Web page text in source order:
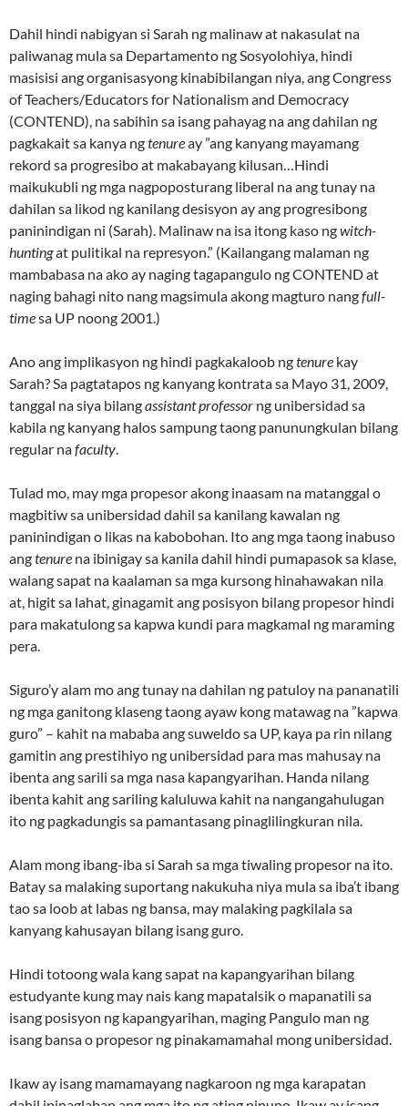
Dahil hindi nabigyan si Sarah ng malinaw at nakasulat na
paliwanag mula sa Departamento ng Sosyolohiya, hindi
masisisi ang organisasyong kinabibilangan niya, ang Congress
of Teachers/Educators for Nationalism and Democracy
(CONTEND), na sabihin sa isang pahayag na ang dahilan ng
pagkakait sa kanya ngtenureay ”ang kanyang mayamang
rekord sa progresibo at makabayang kilusan…Hindi
maikukubli ng mga nagpoposturang liberal na ang tunay na
dahilan sa likod ng kanilang desisyon ay ang progresibong
paninindigan ni (Sarah). Malinaw na isa itong kaso ngwitch-
huntingat pulitikal na represyon.” (Kailangang malaman ng
mambabasa na ako ay naging tagapangulo ng CONTEND at
naging bahagi nito nang magsimula akong magturo nangfull-
timesa UP noong 2001.)
Ano ang implikasyon ng hindi pagkakaloob ngtenure kay
Sarah? Sa pagtatapos ng kanyang kontrata sa Mayo 31, 2009,
tanggal na siya bilangassistant professor ng unibersidad sa
kabila ng kanyang halos sampung taong panunungkulan bilang
regular nafaculty.
Tulad mo, may mga propesor akong inaasam na matanggal o
magbitiw sa unibersidad dahil sa kanilang kawalan ng
paninindigan o likas na kabobohan. Ito ang mga taong inabuso
angtenure na ibinigay sa kanila dahil hindi pumapasok sa klase,
walang sapat na kaalaman sa mga kursong hinahawakan nila
at, higit sa lahat, ginagamit ang posisyon bilang propesor hindi
para makatulong sa kapwa kundi para magkamal ng maraming
pera.
Siguro’y alam mo ang tunay na dahilan ng patuloy na pananatili
ng mga ganitong klaseng taong ayaw kong matawag na ”kapwa
guro” – kahit na mababa ang suweldo sa UP, kaya pa rin nilang
gamitin ang prestihiyo ng unibersidad para mas mahusay na
ibenta ang sarili sa mga nasa kapangyarihan. Handa nilang
ibenta kahit ang sariling kaluluwa kahit na nangangahulugan
ito ng pagkadungis sa pamantasang pinaglilingkuran nila.
Alam mong ibang-iba si Sarah sa mga tiwaling propesor na ito.
Batay sa malaking suportang nakukuha niya mula sa iba’t ibang
tao sa loob at labas ng bansa, may malaking pagkilala sa
kanyang kahusayan bilang isang guro.
Hindi totoong wala kang sapat na kapangyarihan bilang
estudyante kung may nais kang mapatalsik o mapanatili sa
isang posisyon ng kapangyarihan, maging Pangulo man ng
isang bansa o propesor ng pinakamamahal mong unibersidad.
Ikaw ay isang mamamayang nagkaroon ng mga karapatan